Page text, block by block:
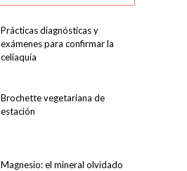
Prácticas diagnósticas y
exámenes para confirmar la
celiaquía
Brochette vegetariana de
estación
Magnesio: el mineral olvidado